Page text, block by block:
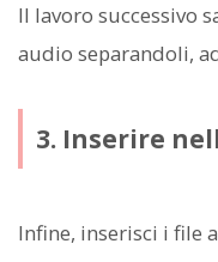
Il lavoro successivo
audio separandoli,
3. Inserire
Infine, inserisci i file